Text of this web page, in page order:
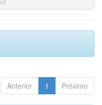
Anterior 1 Próximo